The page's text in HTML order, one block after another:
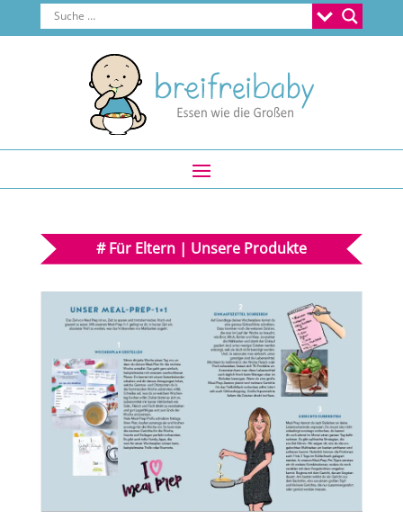
#Für Eltern| Unsere Produkte